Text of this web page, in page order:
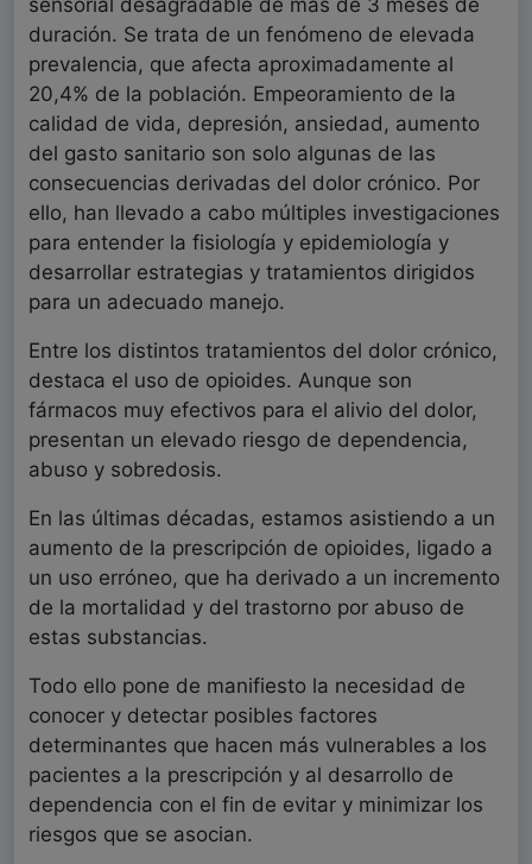
sensorial desagradable de más de 3 meses de
duración. Se trata de un fenómeno de elevada
prevalencia, que afecta aproximadamente al
20,4% de la población. Empeoramiento de la
calidad de vida, depresión, ansiedad, aumento
del gasto sanitario son solo algunas de las
consecuencias derivadas del dolor crónico. Por
ello, han llevado a cabo múltiples investigaciones
para entender la fisiología y epidemiología y
desarrollar estrategias y tratamientos dirigidos
para un adecuado manejo.
Entre los distintos tratamientos del dolor crónico,
destaca el uso de opioides. Aunque son
fármacos muy efectivos para el alivio del dolor,
presentan un elevado riesgo de dependencia,
abuso y sobredosis.
En las últimas décadas, estamos asistiendo a un
aumento de la prescripción de opioides, ligado a
un uso erróneo, que ha derivado a un incremento
de la mortalidad y del trastorno por abuso de
estas substancias.
Todo ello pone de manifiesto la necesidad de
conocer y detectar posibles factores
determinantes que hacen más vulnerables a los
pacientes a la prescripción y al desarrollo de
dependencia con el fin de evitar y minimizar los
riesgos que se asocian.